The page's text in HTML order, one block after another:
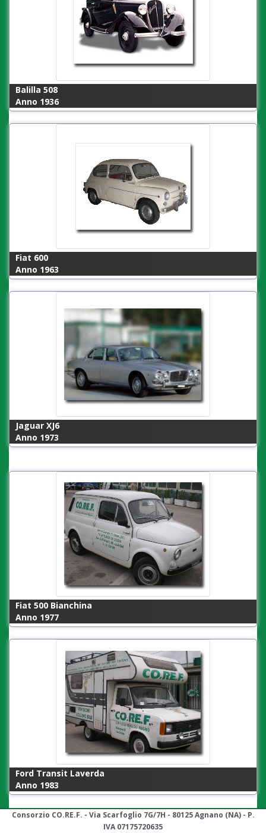
Balilla 508
Anno 1936
Fiat 600
Anno 1963
Jaguar XJ6
Anno 1973
Fiat 500 Bianchina
Anno 1977
Ford Transit Laverda
Anno 1983
Consorzio CO.RE.F. - Via Scarfoglio 7G/7H - 80125 Agnano (NA) - P.
IVA 07175720635